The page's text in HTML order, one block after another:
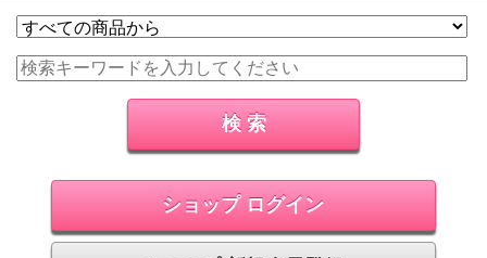
ショップ ログイン